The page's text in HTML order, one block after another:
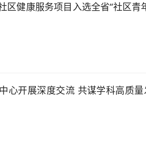
区健康服务项目入选全省“社区青
心开展深度交流 共谋学科高质